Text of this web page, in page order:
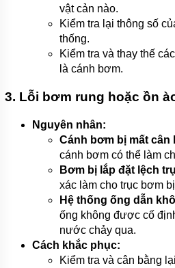
vật cản nào.
Kiểm tra lại thông số
thống.
Kiểm tra và thay thế
là cánh bơm.
3. Lỗi bơm rung hoặc ồn
Nguyên nhân:
Cánh bơm bị mất cân
cánh bơm có thể làm
Bơm bị lắp đặt lệch
xác làm cho trục bơm
Hệ thống ống dẫn
ống không được cố
nước chảy qua.
Cách khắc phục:
Kiểm tra và cân bằng